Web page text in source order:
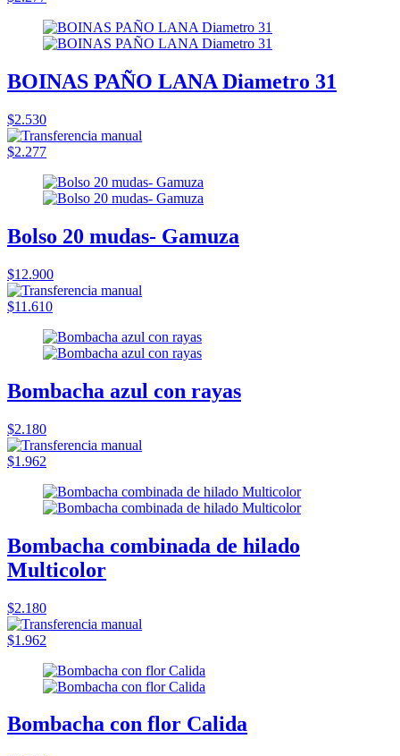
BOINAS PAÑO LANA Diametro 31
$2.530
$2.277
Bolso 20 mudas- Gamuza
$12.900
$11.610
Bombacha azul con rayas
$2.180
$1.962
Bombacha combinada de hilado
Multicolor
$2.180
$1.962
Bombacha con flor Calida